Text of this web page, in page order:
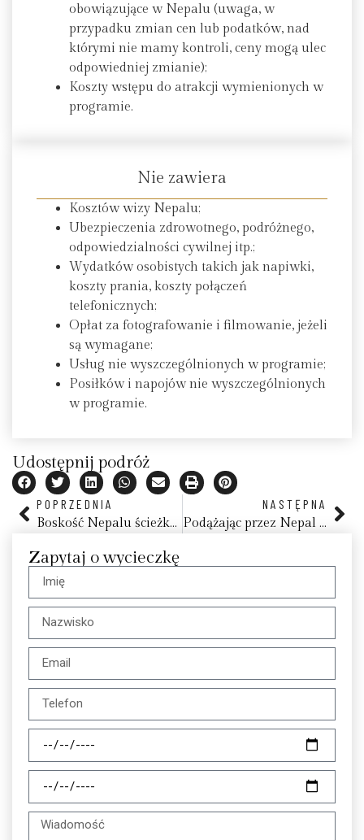
obowiązujące w Nepalu (uwaga, w
przypadku zmian cen lub podatków, nad
którymi nie mamy kontroli, ceny mogą ulec
odpowiedniej zmianie);
Koszty wstępu do atrakcji wymienionych w
programie.
Nie zawiera
Kosztów wizy Nepalu;
Ubezpieczenia zdrowotnego, podróżnego,
odpowiedzialności cywilnej itp.;
Wydatków osobistych takich jak napiwki,
koszty prania, koszty połączeń
telefonicznych;
Opłat za fotografowanie i filmowanie, jeżeli
są wymagane;
Usług nie wyszczególnionych w programie;
Posiłków i napojów nie wyszczególnionych
w programie.
Udostępnij podróż
POPRZEDNIA
Boskość Nepalu ścieżkami Buddyzmu i Hinduizmu
NASTĘPNA
Podążając przez Nepal – 8 dni pełne magii Himalajów
Zapytaj o wycieczkę